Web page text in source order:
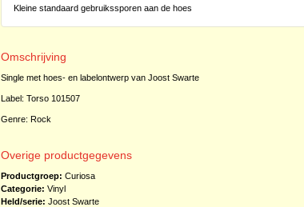
Kleine standaard gebruikssporen aan de hoes
Omschrijving
Single met hoes- en labelontwerp van Joost Swarte
Label: Torso 101507
Genre: Rock
Overige productgegevens
Productgroep: Curiosa
Categorie: Vinyl
Held/serie: Joost Swarte